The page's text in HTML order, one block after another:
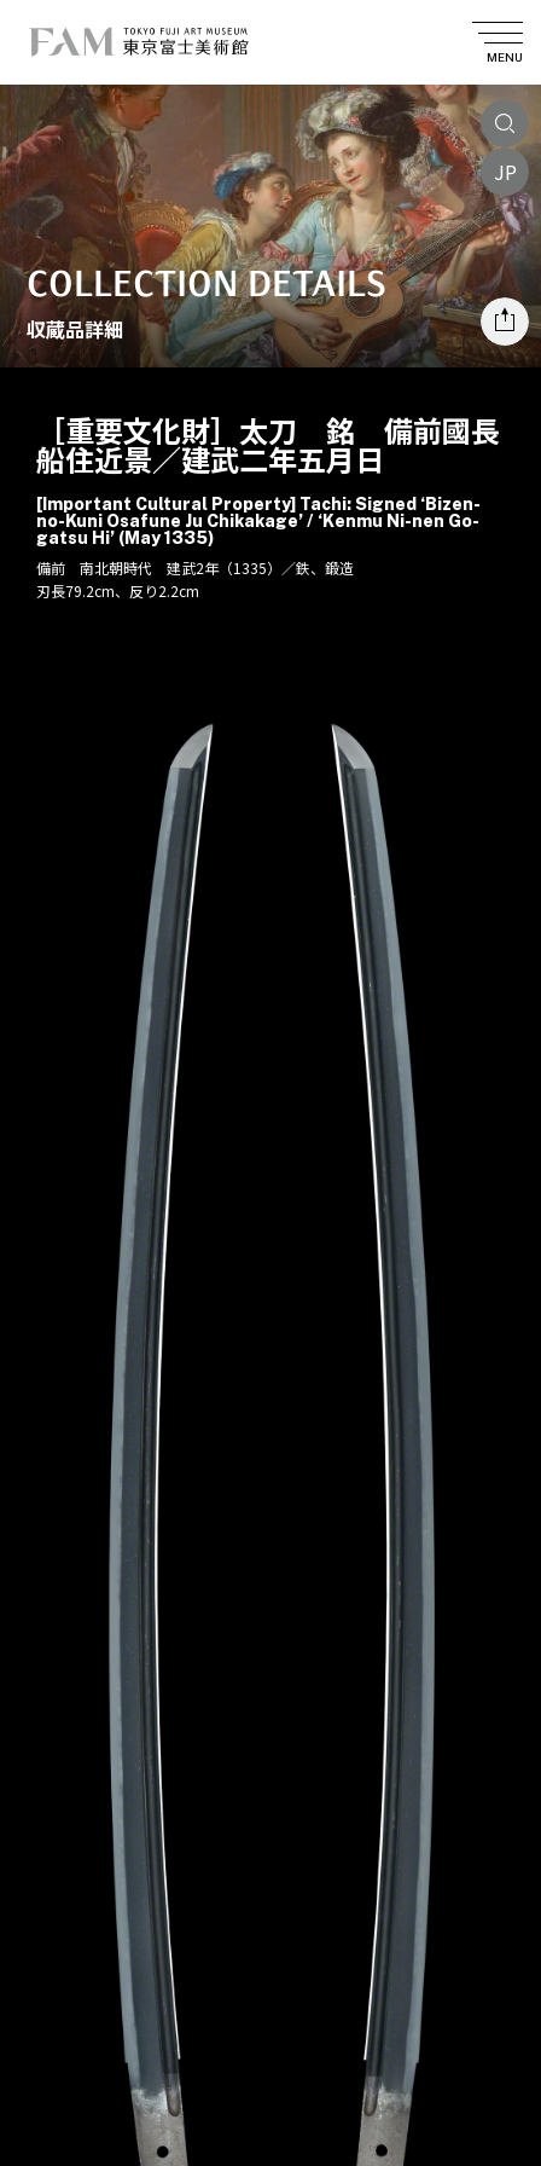
MENU
JP
COLLECTION DETAILS
収蔵品詳細
［重要文化財］太刀 銘 備前國長
船住近景／建武二年五月日
[Important Cultural Property] Tachi: Signed ‘Bizen-
no-Kuni Osafune Ju Chikakage’ / ‘Kenmu Ni-nen Go-
gatsu Hi’ (May 1335)
備前 南北朝時代 建武2年（1335）／鉄、鍛造
刃長79.2cm、反り2.2cm